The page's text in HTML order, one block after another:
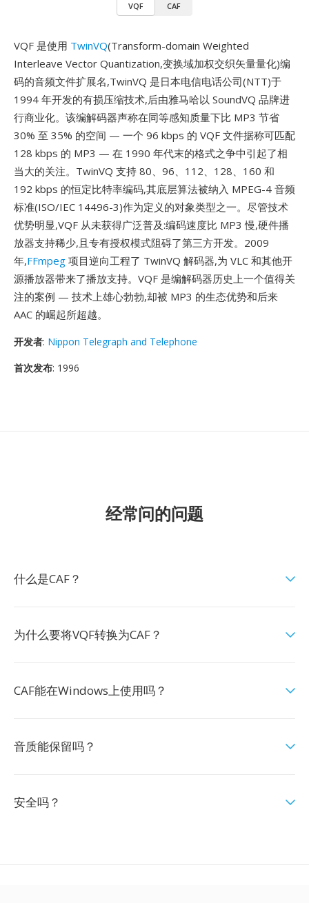
VQF CAF
VQF 是使用 TwinVQ(Transform-domain Weighted
Interleave Vector Quantization,变换域加权交织矢量量化)编
码的音频文件扩展名,TwinVQ 是日本电信电话公司(NTT)于
1994 年开发的有损压缩技术,后由雅马哈以 SoundVQ 品牌进
行商业化。该编解码器声称在同等感知质量下比 MP3 节省
30% 至 35% 的空间 — 一个 96 kbps 的 VQF 文件据称可匹配
128 kbps 的 MP3 — 在 1990 年代末的格式之争中引起了相
当大的关注。TwinVQ 支持 80、96、112、128、160 和
192 kbps 的恒定比特率编码,其底层算法被纳入 MPEG-4 音频
标准(ISO/IEC 14496-3)作为定义的对象类型之一。尽管技术
优势明显,VQF 从未获得广泛普及:编码速度比 MP3 慢,硬件播
放器支持稀少,且专有授权模式阻碍了第三方开发。2009
年,FFmpeg 项目逆向工程了 TwinVQ 解码器,为 VLC 和其他开
源播放器带来了播放支持。VQF 是编解码器历史上一个值得关
注的案例 — 技术上雄心勃勃,却被 MP3 的生态优势和后来
AAC 的崛起所超越。
开发者: Nippon Telegraph and Telephone
首次发布: 1996
经常问的问题
什么是CAF？
为什么要将VQF转换为CAF？
CAF能在Windows上使用吗？
音质能保留吗？
安全吗？